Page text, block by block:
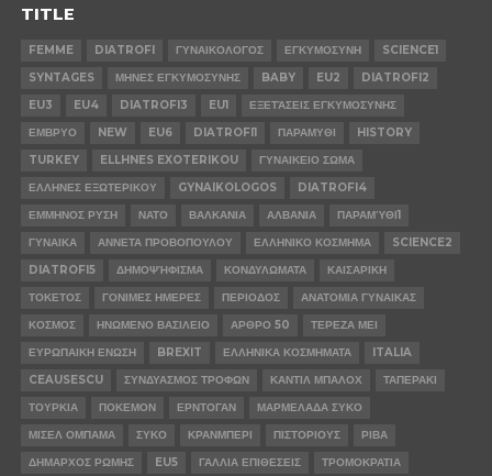
TITLE
FEMME DIATROFI ΓΥΝΑΙΚΟΛΟΓΟΣ ΕΓΚΥΜΟΣΥΝΗ
SCIENCE1
SYNTAGES
ΜΗΝΕΣ ΕΓΚΥΜΟΣΥΝΗΣ BABY EU2
DIATROFI2
EU3
EU4 DIATROFI3 EU1
ΕΞΕΤΆΣΕΙΣ ΕΓΚΥΜΟΣΥΝΗΣ
ΕΜΒΡΥΟ
NEW EU6 DIATROFI1 ΠΑΡΑΜΥΘΙ
HISTORY
TURKEY
ELLHNES EXOTERIKOU
ΓΥΝΑΙΚΕΙΟ ΣΩΜΑ
ΕΛΛΗΝΕΣ ΕΞΩΤΕΡΙΚΟΥ
GYNAIKOLOGOS
DIATROFI4
ΕΜΜΗΝΟΣ ΡΥΣΗ
ΝΑΤΟ ΒΑΛΚΑΝΙΑ ΑΛΒΑΝΙΑ
ΠΑΡΑΜΎΘΙ1
ΓΥΝΑΙΚΑ
ΑΝΝΕΤΑ ΠΡΟΒΟΠΟΥΛΟΥ ΕΛΛΗΝΙΚΟ ΚΟΣΜΗΜΑ
SCIENCE2
DIATROFI5
ΔΗΜΟΨΉΦΙΣΜΑ ΚΟΝΔΥΛΩΜΑΤΑ
ΚΑΙΣΑΡΙΚΗ
ΤΟΚΕΤΟΣ
ΓΟΝΙΜΕΣ ΗΜΕΡΕΣ ΠΕΡΙΟΔΟΣ
ΑΝΑΤΟΜΙΑ ΓΥΝΑΙΚΑΣ
ΚΟΣΜΟΣ
ΗΝΩΜΕΝΟ ΒΑΣΙΛΕΙΟ ΑΡΘΡΟ 50
ΤΕΡΕΖΑ ΜΕΙ
ΕΥΡΩΠΑΙΚΗ ΕΝΩΣΗ
BREXIT ΕΛΛΗΝΙΚΑ ΚΟΣΜΗΜΑΤΑ
ITALIA
CEAUSESCU
ΣΥΝΔΥΑΣΜΟΣ ΤΡΟΦΩΝ ΚΑΝΤΙΛ ΜΠΑΛΟΧ
ΤΑΠΕΡΑΚΙ
ΤΟΥΡΚΙΑ
ΠΟΚΕΜΟΝ ΕΡΝΤΟΓΑΝ
ΜΑΡΜΕΛΑΔΑ ΣΥΚΟ
ΜΙΣΕΛ ΟΜΠΑΜΑ
ΣΥΚΟ ΚΡΑΝΜΠΕΡΙ ΠΙΣΤΟΡΙΟΥΣ
ΡΙΒΑ
ΔΗΜΑΡΧΟΣ ΡΩΜΗΣ
EU5 ΓΑΛΛΙΑ ΕΠΙΘΕΣΕΙΣ
ΤΡΟΜΟΚΡΑΤΙΑ